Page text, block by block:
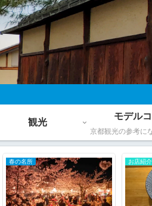
観光
モデル
お店紹介 春の名所